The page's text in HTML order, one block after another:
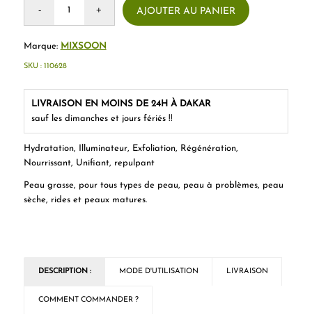
Hydratation, Illuminateur, Exfoliation, Régénération,
Nourrissant, Unifiant, repulpant
Peau grasse, pour tous types de peau, peau à problèmes, peau
sèche, rides et peaux matures.
AJOUTER AU PANIER
Marque: MIXSOON
LIVRAISON EN MOINS DE 24H À DAKAR
sauf les dimanches et jours fériés !!
SKU : 110628
DESCRIPTION : MODE D'UTILISATION LIVRAISON
COMMENT COMMANDER ?